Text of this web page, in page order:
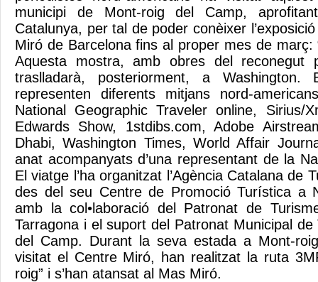
municipi de Mont-roig del Camp,
Catalunya, per tal de poder conèixer
Miró de Barcelona fins al proper mes de març:
Aquesta mostra, amb obres del reconegut
traslladarà, posteriorment, a Washington.
representen diferents mitjans nord-
National Geographic Traveler online, Sirius/
Edwards Show, 1stdibs.com, Adobe
Dhabi, Washington Times, World Affair
anat acompanyats d’una representant de la
El viatge l’ha organitzat l’Agència Catalana de
des del seu Centre de Promoció Turística a
amb la col•laboració del Patronat de
Tarragona i el suport del Patronat Municipal
del Camp. Durant la seva estada a Mont-
visitat el Centre Miró, han realitzat la ruta
roig” i s’han atansat al Mas Miró.